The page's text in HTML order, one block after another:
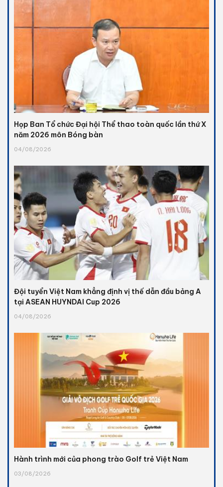
Họp Ban Tổ chức Đại hội Thể thao toàn quốc lần thứ X
năm 2026 môn Bóng bàn
04/08/2026
Đội tuyển Việt Nam khẳng định vị thế dẫn đầu bảng A
tại ASEAN HUYNDAI Cup 2026
04/08/2026
Hành trình mới của phong trào Golf trẻ Việt Nam
03/08/2026